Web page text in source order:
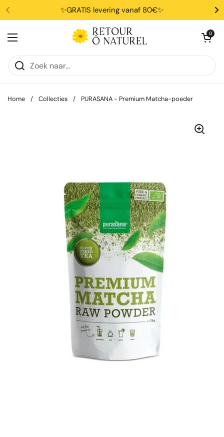
Ga naar content ✨GRATIS levering vanaf 80€✨
Menu openen
Winkelwagentje
0
Home / Collecties / PURASANA - Premium Matcha-poeder